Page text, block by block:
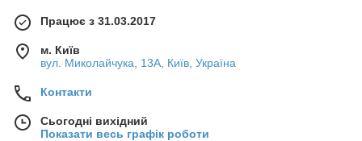
Працює з 31.03.2017
м. Київ
вул. Миколайчука, 13А, Київ, Україна
Контакти
Сьогодні вихідний
Показати весь графік роботи